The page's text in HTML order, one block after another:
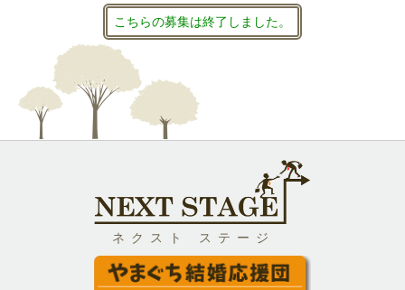
こちらの募集は終了しました。
ネクスト ステージ